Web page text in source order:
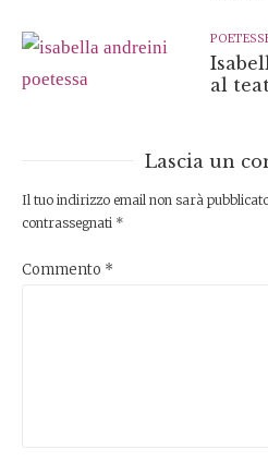
al
Lascia un
Il tuo indirizzo email non sarà
contrassegnati *
Commento *